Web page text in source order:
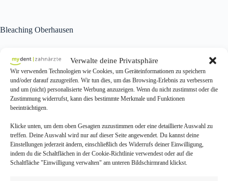
Verwalte deine Privatsphäre
Wir verwenden Technologien wie Cookies, um Geräteinformationen zu speichern
und/oder darauf zuzugreifen. Wir tun dies, um das Browsing-Erlebnis zu verbessern
und um (nicht) personalisierte Werbung anzuzeigen. Wenn du nicht zustimmst oder die
Zustimmung widerrufst, kann dies bestimmte Merkmale und Funktionen
beeinträchtigen.
Klicke unten, um dem oben Gesagten zuzustimmen oder eine detaillierte Auswahl zu
treffen. Deine Auswahl wird nur auf dieser Seite angewendet. Du kannst deine
Einstellungen jederzeit ändern, einschließlich des Widerrufs deiner Einwilligung,
indem du die Schaltflächen in der Cookie-Richtlinie verwendest oder auf die
Schaltfläche "Einwilligung verwalten" am unteren Bildschirmrand klickst.
Bleaching Oberhausen
Professionelles Bleaching beim Zahnarzt in Oberhausen
Möchten Sie strahlend weiße Zähne? Beimydent Oberhausenbieten
wir professionellesBleaching– sicher, effektiv und mit sichtbarem
Ergebnis.
In-Office Bleachingfür sofortige Aufhellung in einer Sitzung,
Bleachingmit individuellen Schienen sowieKombinations-
Bleaching für maximale Ergebnisse.